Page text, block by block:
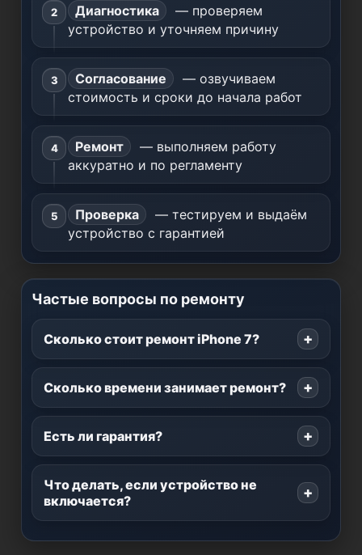
Диагностика
— проверяем
устройство и уточняем причину
Согласование
— озвучиваем
стоимость и сроки до начала работ
Ремонт
— выполняем работу
аккуратно и по регламенту
Проверка
— тестируем и выдаём
устройство с гарантией
Частые вопросы по ремонту
Сколько стоит ремонт iPhone 7?
Сколько времени занимает ремонт?
Есть ли гарантия?
Что делать, если устройство не
включается?